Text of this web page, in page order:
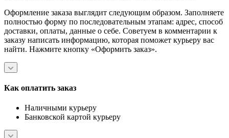
Оформление заказа выглядит следующим образом. Заполняете
полностью форму по последовательным этапам: адрес, способ
доставки, оплаты, данные о себе. Советуем в комментарии к
заказу написать информацию, которая поможет курьеру вас
найти. Нажмите кнопку «Оформить заказ».
Как оплатить заказ
Наличными курьеру
Банковской картой курьеру